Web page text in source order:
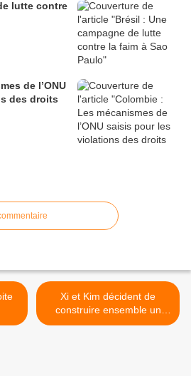
lutte contre
de l’ONU
des droits
Xi et Kim décident de
construire ensemble un
meilleur avenir des relations